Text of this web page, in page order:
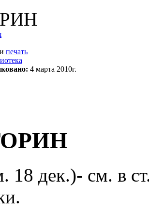
печать
4 марта 2010г.
18 дек.)- см. в